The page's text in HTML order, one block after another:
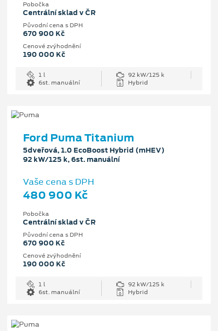
Pobočka
Centrální sklad v ČR
Původní cena s DPH
670 900 Kč
Cenové zvýhodnění
190 000 Kč
1 l
92 kW/125 k
6st. manuální
Hybrid
Ford Puma Titanium
5dveřová, 1.0 EcoBoost Hybrid (mHEV)
92 kW/125 k, 6st. manuální
Vaše cena s DPH
480 900 Kč
Pobočka
Centrální sklad v ČR
Původní cena s DPH
670 900 Kč
Cenové zvýhodnění
190 000 Kč
1 l
92 kW/125 k
6st. manuální
Hybrid